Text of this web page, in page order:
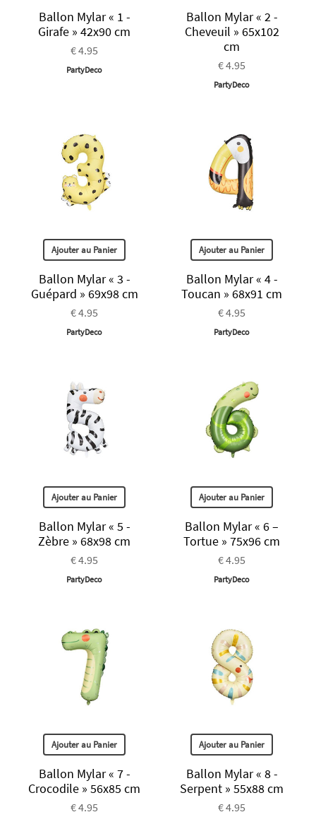
Ballon Mylar « 1 -
Girafe » 42x90 cm
€ 4.95
PartyDeco
Ballon Mylar « 2 -
Cheveuil » 65x102
cm
€ 4.95
PartyDeco
Ajouter au Panier
Ballon Mylar « 3 -
Guépard » 69x98 cm
€ 4.95
PartyDeco
Ajouter au Panier
Ballon Mylar « 4 -
Toucan » 68x91 cm
€ 4.95
PartyDeco
Ajouter au Panier
Ballon Mylar « 5 -
Zèbre » 68x98 cm
€ 4.95
PartyDeco
Ajouter au Panier
Ballon Mylar « 6 –
Tortue » 75x96 cm
€ 4.95
PartyDeco
Ajouter au Panier
Ballon Mylar « 7 -
Crocodile » 56x85 cm
€ 4.95
Ajouter au Panier
Ballon Mylar « 8 -
Serpent » 55x88 cm
€ 4.95